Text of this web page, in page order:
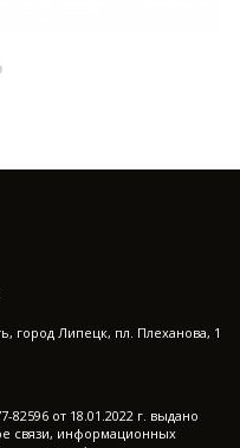
город Липецк, пл. Плеханова, 1
от 18.01.2022 г. выдано
связи, информационных